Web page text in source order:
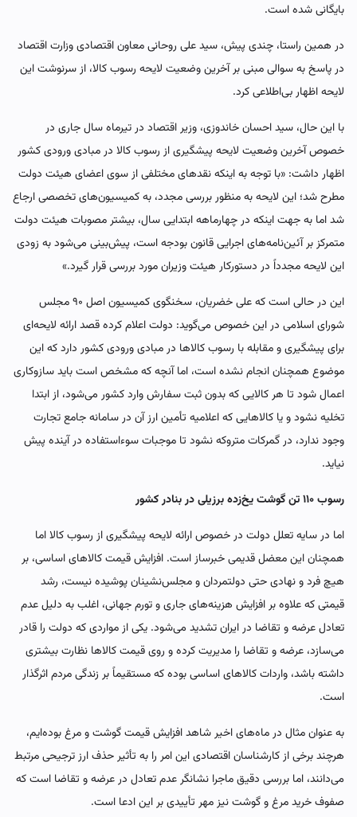
بایگانی شده است.
در همین راستا، چندی پیش، سید علی روحانی معاون اقتصادی وزارت اقتصاد
در پاسخ به سوالی مبنی بر آخرین وضعیت لایحه رسوب کالا، از سرنوشت این
لایحه اظهار بی‌اطلاعی کرد.
با این حال، سید احسان خاندوزی، وزیر اقتصاد در تیرماه سال جاری در
خصوص آخرین وضعیت لایحه پیشگیری از رسوب کالا در مبادی ورودی کشور
اظهار داشت: «با توجه به اینکه نقدهای مختلفی از سوی اعضای هیئت دولت
مطرح شد؛ این لایحه به منظور بررسی مجدد، به کمیسیون‌های تخصصی ارجاع
شد اما به جهت اینکه در چهارماهه ابتدایی سال، بیشتر مصوبات هیئت دولت
متمرکز بر آئین‌نامه‌های اجرایی قانون بودجه است، پیش‌بینی می‌شود به زودی
این لایحه مجدداً در دستورکار هیئت وزیران مورد بررسی قرار گیرد.»
این در حالی است که علی خضریان، سخنگوی کمیسیون اصل ۹۰ مجلس
شورای اسلامی در این خصوص می‌گوید: دولت اعلام کرده قصد ارائه لایحه‌ای
برای پیشگیری و مقابله با رسوب کالاها در مبادی ورودی کشور دارد که این
موضوع همچنان انجام نشده است، اما آنچه که مشخص است باید سازوکاری
اعمال شود تا هر کالایی که بدون ثبت سفارش وارد کشور می‌شود، از ابتدا
تخلیه نشود و یا کالاهایی که اعلامیه تأمین ارز آن در سامانه جامع تجارت
وجود ندارد، در گمرکات متروکه نشود تا موجبات سوءاستفاده در آینده پیش
نیاید.
رسوب ۱۱۰ تن گوشت یخ‌زده برزیلی در بنادر کشور
اما در سایه تعلل دولت در خصوص ارائه لایحه پیشگیری از رسوب کالا اما
همچنان این معضل قدیمی خبرساز است. افزایش قیمت کالاهای اساسی، بر
هیچ فرد و نهادی حتی دولتمردان و مجلس‌نشینان پوشیده نیست، رشد
قیمتی که علاوه بر افزایش هزینه‌های جاری و تورم جهانی، اغلب به دلیل عدم
تعادل عرضه و تقاضا در ایران تشدید می‌شود. یکی از مواردی که دولت را قادر
می‌سازد، عرضه و تقاضا را مدیریت کرده و روی قیمت کالاها نظارت بیشتری
داشته باشد، واردات کالاهای اساسی بوده که مستقیماً بر زندگی مردم اثرگذار
است.
به عنوان مثال در ماه‌های اخیر شاهد افزایش قیمت گوشت و مرغ بوده‌ایم،
هرچند برخی از کارشناسان اقتصادی این امر را به تأثیر حذف ارز ترجیحی مرتبط
می‌دانند، اما بررسی دقیق ماجرا نشانگر عدم تعادل در عرضه و تقاضا است که
صفوف خرید مرغ و گوشت نیز مهر تأییدی بر این ادعا است.